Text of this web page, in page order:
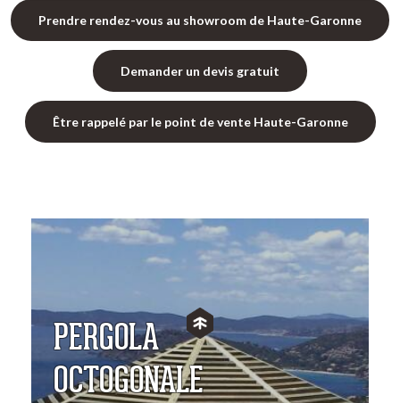
Prendre rendez-vous au showroom de Haute-Garonne
Demander un devis gratuit
Être rappelé par le point de vente Haute-Garonne
PERGOLA
OCTOGONALE